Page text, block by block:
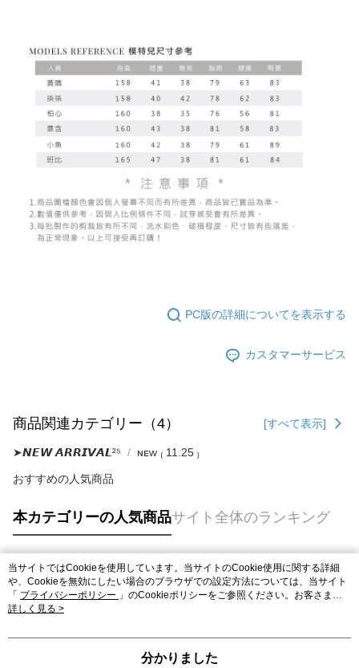
PC版の詳細についてを表示する
カスタマーサービス
商品関連カテゴリー（4） [すべて表示]
➤𝙉𝙀𝙒 𝘼𝙍𝙍𝙄𝙑𝘼𝙇²⁵ ɴᴇᴡ ₍ 11.25 ₎
おすすめの人気商品
本カテゴリーの人気商品サイト全体のランキング
人気タグ
当サイトではCookieを使用しています。当サイトのCookie使用に関する詳細
や、Cookieを無効にしたい場合のブラウザでの設定方法については、当サイト
「 プライバシーポリシー 」のCookieポリシーをご参照ください。お客さま
が、当サイトを引き続き使用される場合、当社がサイト利用規約のCookieポリ
詳しく見る >
分かりました